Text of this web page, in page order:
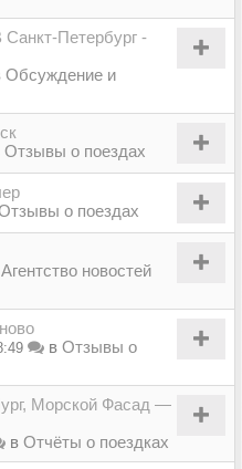
Петербург -
Обсуждение и
Отзывы о поездах
о поездах
Агентство новостей
в Отзывы о
Морской Фасад —
в Отчёты о поездках